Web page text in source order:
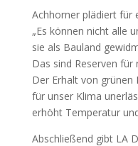
Achhorner plädiert für
„Es können nicht alle
sie als Bauland
Das sind Reserven
Der Erhalt von grünen
für unser Klima
erhöht Temperatur
Abschließend gibt LA